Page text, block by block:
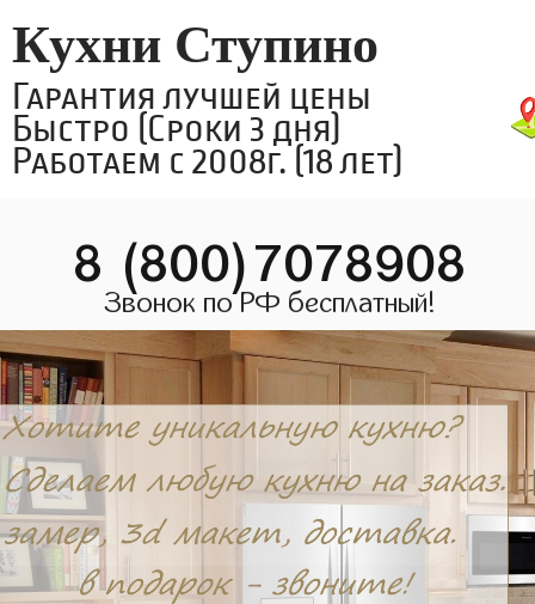
Кухни Ступино
Гарантия лучшей цены
Быстро (Сроки 3 дня)
Работаем с 2008г. (18 лет)
8 (800)7078908
Звонок по РФ бесплатный!